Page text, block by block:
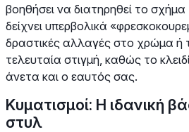
βοηθήσει να διατηρηθεί το
δείχνει υπερβολικά
δραστικές αλλαγές στο χρώμα ή
τελευταία στιγμή, καθώς το
άνετα και ο εαυτός σας.
Κυματισμοί: Η ιδανική
στυλ